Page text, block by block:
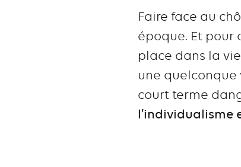
Faire face au
époque. Et pour
place dans la
une quelconque
court terme
l’individualisme